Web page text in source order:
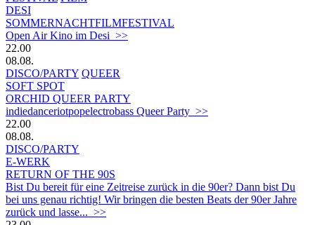
DESI
SOMMERNACHTFILMFESTIVAL
Open Air Kino im Desi >>
22.00
08.08.
DISCO/PARTY QUEER
SOFT SPOT
ORCHID QUEER PARTY
indiedanceriotpopelectrobass Queer Party >>
22.00
08.08.
DISCO/PARTY
E-WERK
RETURN OF THE 90S
Bist Du bereit für eine Zeitreise zurück in die 90er? Dann bist Du
bei uns genau richtig! Wir bringen die besten Beats der 90er Jahre
zurück und lasse... >>